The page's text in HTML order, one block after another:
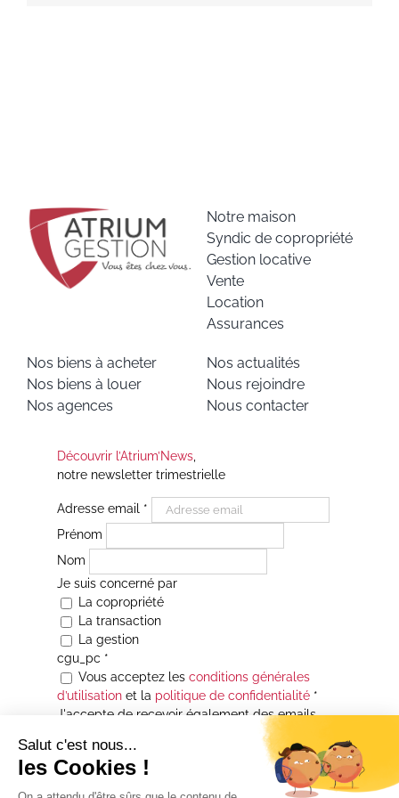
Notre maison
Syndic de copropriété
Gestion locative
Vente
Location
Assurances
Nos biens à acheter
Nos biens à louer
Nos agences
Nos actualités
Nous rejoindre
Nous contacter
Découvrir l’Atrium’News,
notre newsletter trimestrielle
Adresse email *
Prénom
Nom
Je suis concerné par
La copropriété
La transaction
La gestion
cgu_pc *
Vous acceptez les conditions générales
d’utilisationet la politique de confidentialité*
J'accepte de recevoir également des emails
Je souhaite être informé(e) de toutes les
actualités immobilières des agences de la
Maison Atrium Gestion. À tout moment, vous
pourrez utiliser le lien de désabonnement